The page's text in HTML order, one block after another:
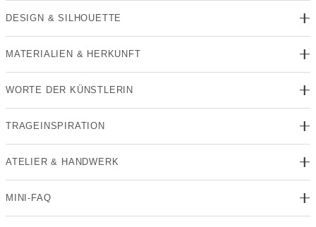
DESIGN & SILHOUETTE
MATERIALIEN & HERKUNFT
WORTE DER KÜNSTLERIN
TRAGEINSPIRATION
ATELIER & HANDWERK
MINI-FAQ